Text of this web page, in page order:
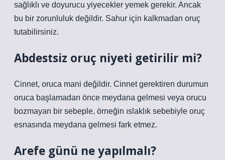
sağlıklı ve doyurucu yiyecekler yemek gerekir. Ancak
bu bir zorunluluk değildir. Sahur için kalkmadan oruç
tutabilirsiniz.
Abdestsiz oruç niyeti getirilir mi?
Cinnet, oruca mani değildir. Cinnet gerektiren durumun
oruca başlamadan önce meydana gelmesi veya orucu
bozmayan bir sebeple, örneğin ıslaklık sebebiyle oruç
esnasında meydana gelmesi fark etmez.
Arefe günü ne yapılmalı?